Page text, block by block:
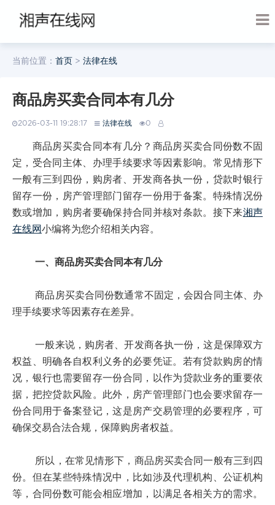
当前位置： 首页 > 法律在线
商品房买卖合同本有几分
2026-03-11 19:28:17 法律在线 0
商品房买卖合同本有几分？商品房买卖合同份数不固
定，受合同主体、办理手续要求等因素影响。常见情形下
一般有三到四份，购房者、开发商各执一份，贷款时银行
留存一份，房产管理部门留存一份用于备案。特殊情况份
数或增加，购房者要确保持合同并核对条款。接下来湘声
在线网小编将为您介绍相关内容。
一、商品房买卖合同本有几分
商品房买卖合同份数通常不固定，会因合同主体、办
理手续要求等因素存在差异。
一般来说，购房者、开发商各执一份，这是保障双方
权益、明确各自权利义务的必要凭证。若有贷款购房的情
况，银行也需要留存一份合同，以作为贷款业务的重要依
据，把控贷款风险。此外，房产管理部门也会要求留存一
份合同用于备案登记，这是房产交易管理的必要程序，可
确保交易合法合规，保障购房者权益。
所以，在常见情形下，商品房买卖合同一般有三到四
份。但在某些特殊情况中，比如涉及代理机构、公证机构
等，合同份数可能会相应增加，以满足各相关方的需求。